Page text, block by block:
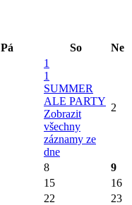
Pá So Ne
1
1
SUMMER
ALE PARTY
Zobrazit
všechny
záznamy ze
dne
2
8
9
15
16
22 23